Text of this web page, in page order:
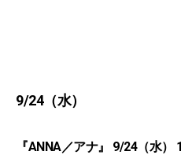
9/24（水）
『ANNA／アナ』 9/24（水）